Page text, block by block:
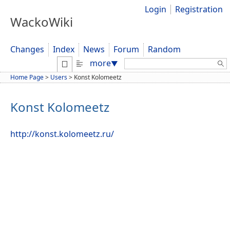
WackoWiki
Login Registration
Changes Index News Forum
Random
more▼ Search:
Home Page> Users> Konst Kolomeetz
Konst Kolomeetz
http://konst.kolomeetz.ru/